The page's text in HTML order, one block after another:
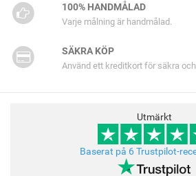
100% HANDMÅLAD
Varje målning är handmålad.
SÄKRA KÖP
Använd ett kreditkort för säkra
Utmärkt
Baserat på 6 Trustpilot-